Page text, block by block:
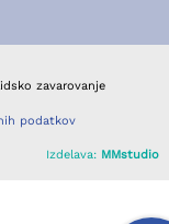
zavarovanje
podatkov
Izdelava: MMstudio